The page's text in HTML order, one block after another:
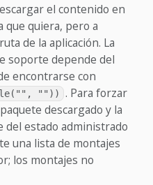
el contenido en
que quiera, pero a
de la aplicación. La
soporte depende del
encontrarse con
""))
. Para forzar
descargado y la
estado administrado
una lista de montajes
los montajes no